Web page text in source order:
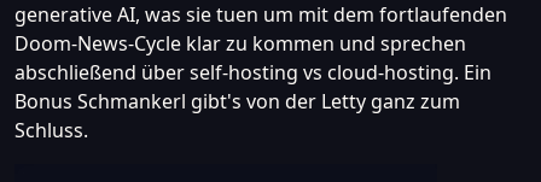
generative AI, was sie tuen um mit dem fortlaufenden
Doom-News-Cycle klar zu kommen und sprechen
abschließend über self-hosting vs cloud-hosting. Ein
Bonus Schmankerl gibt's von der Letty ganz zum
Schluss.